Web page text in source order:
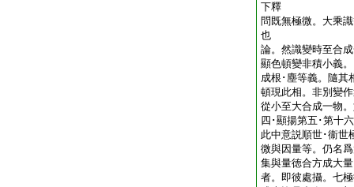
下釋
問既無極微。大乘
也
論。然識變時至合
顯色頓變非積小義
成根･塵等義。隨其
頓現此相。非別變
從小至大合成一物
四･顯揚第五･第十
此中意説順世･衞世
微與因量等。仍名
集與量徳合方成大
者。即彼處攝。七